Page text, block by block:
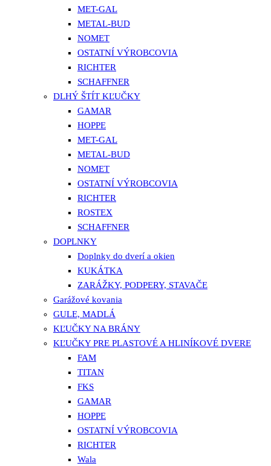
MET-GAL
METAL-BUD
NOMET
OSTATNÍ VÝROBCOVIA
RICHTER
SCHAFFNER
DLHÝ ŠTÍT KĽUČKY
GAMAR
HOPPE
MET-GAL
METAL-BUD
NOMET
OSTATNÍ VÝROBCOVIA
RICHTER
ROSTEX
SCHAFFNER
DOPLNKY
Doplnky do dverí a okien
KUKÁTKA
ZARÁŽKY, PODPERY, STAVAČE
Garážové kovania
GULE, MADLÁ
KĽUČKY NA BRÁNY
KĽUČKY PRE PLASTOVÉ A HLINÍKOVÉ DVERE
FAM
TITAN
FKS
GAMAR
HOPPE
OSTATNÍ VÝROBCOVIA
RICHTER
Wala